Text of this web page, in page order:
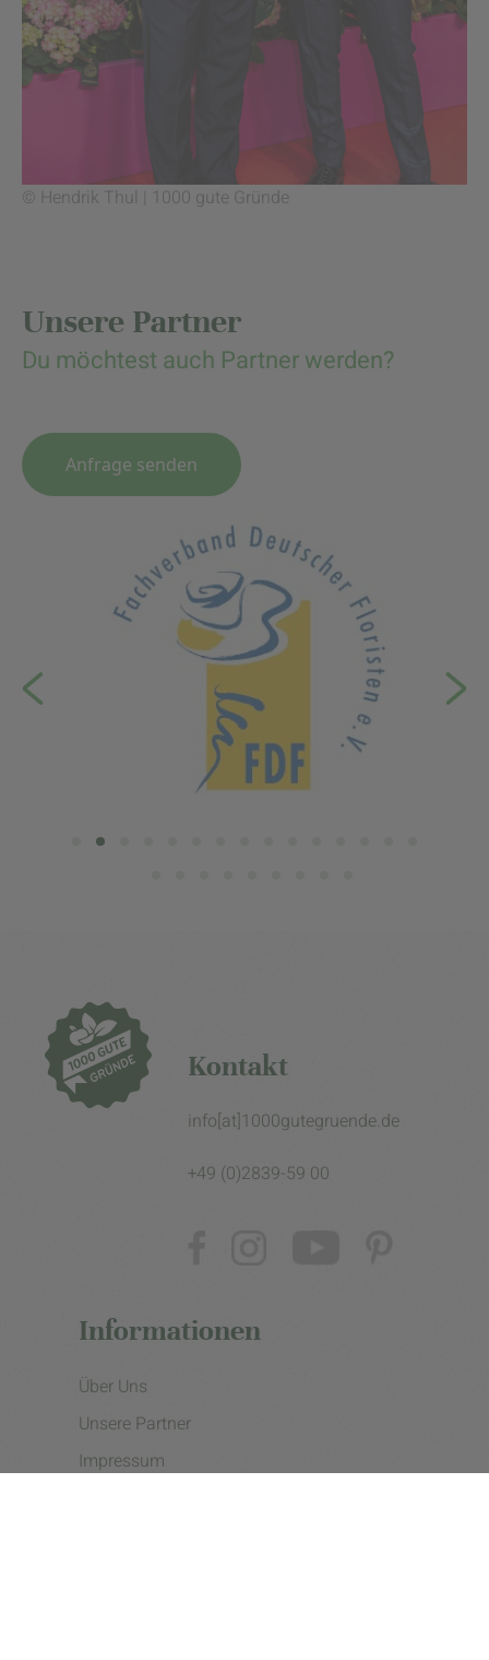
© Hendrik Thul | 1000 gute Gründe
Unsere Partner
Du möchtest auch Partner werden?
Anfrage senden
Kontakt
info[at]1000gutegruende.de
+49 (0)2839-59 00
Informationen
Über Uns
Unsere Partner
Impressum